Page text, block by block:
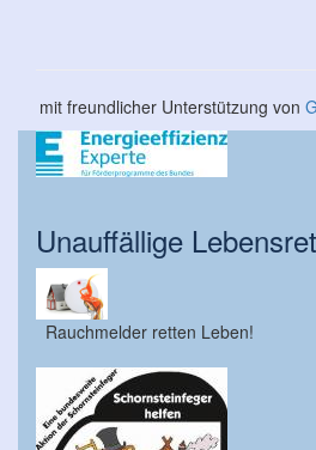
mit freundlicher Unterstützung von
Unauffällige
Rauchmelder retten Leben!